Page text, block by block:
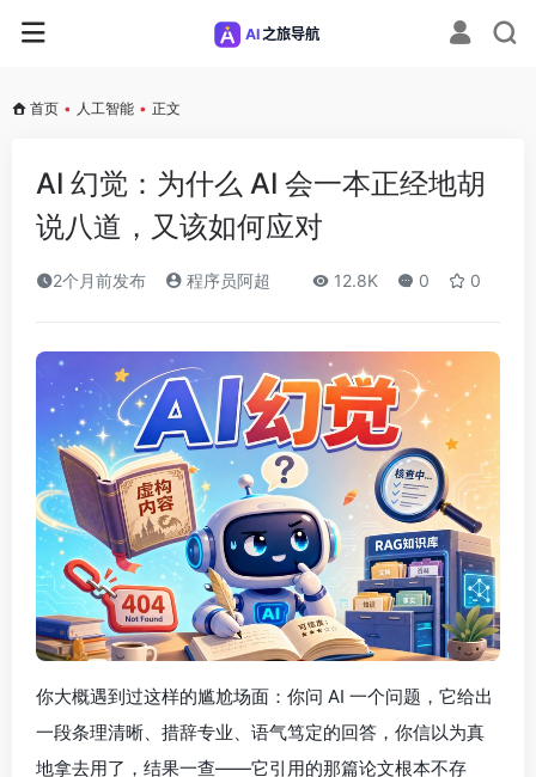
首页 • 人工智能 • 正文
AI 幻觉：为什么 AI 会一本正经地胡
说八道，又该如何应对
2个月前发布 程序员阿超 12.8K 0 0
你大概遇到过这样的尴尬场面：你问 AI 一个问题，它给出
一段条理清晰、措辞专业、语气笃定的回答，你信以为真
地拿去用了，结果一查——它引用的那篇论文根本不存